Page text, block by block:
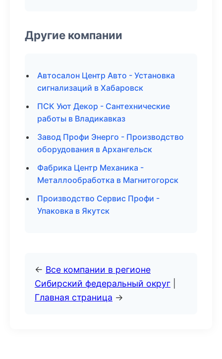
Другие компании
Автосалон Центр Авто - Установка
сигнализаций в Хабаровск
ПСК Уют Декор - Сантехнические
работы в Владикавказ
Завод Профи Энерго - Производство
оборудования в Архангельск
Фабрика Центр Механика -
Металлообработка в Магнитогорск
Производство Сервис Профи -
Упаковка в Якутск
← Все компании в регионе
Сибирский федеральный округ
Главная страница →